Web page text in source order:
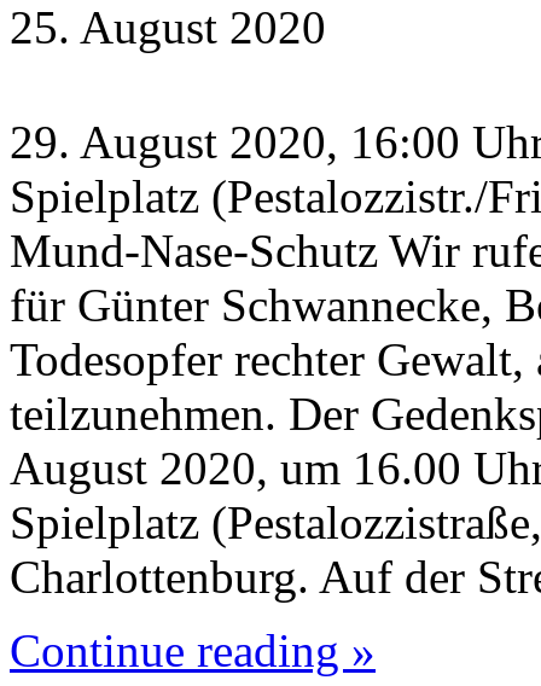
25. August 2020
29. August 2020, 16:00
Spielplatz (Pestalozzistr./
Mund-Nase-Schutz Wir
für Günter Schwannecke,
Todesopfer rechter Gewalt,
teilzunehmen. Der
August 2020, um 16.00
Spielplatz
Charlottenburg. Auf der
Continue reading »